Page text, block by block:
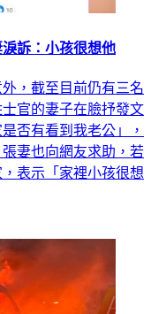
淚訴：小孩很想他
，截至目前仍有三名
官的妻子在臉抒發文
否有看到我老公」，
妻也向網友求助，若
表示「家裡小孩很想